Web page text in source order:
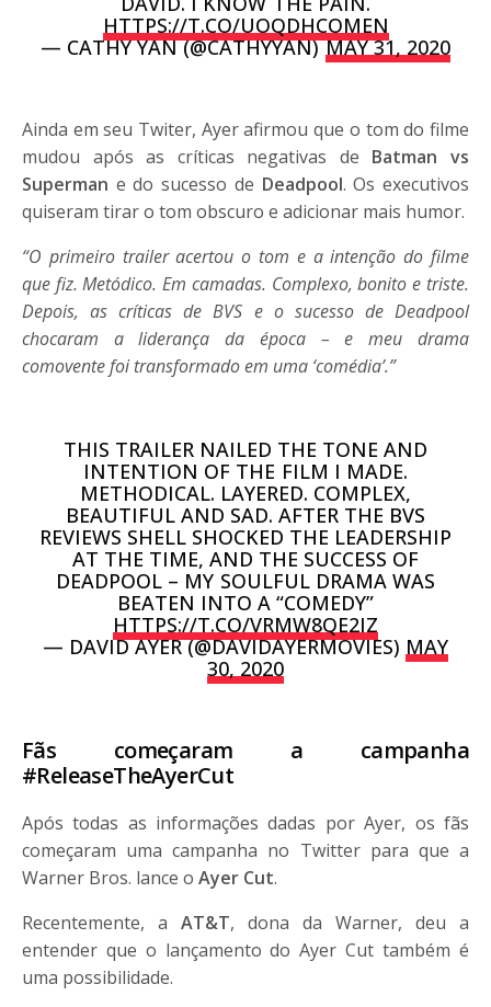
HTTPS://T.CO/UOQDHCOMEN
— CATHY YAN (@CATHYYAN)MAY 31, 2020
Ainda em seu Twiter, Ayer afirmou que o tom do filme
mudou após as críticas negativas de Batman vs
Superman e do sucesso de Deadpool. Os executivos
quiseram tirar o tom obscuro e adicionar mais humor.
“O primeiro trailer acertou o tom e a intenção do filme
que fiz. Metódico. Em camadas. Complexo, bonito e triste.
Depois, as críticas de BVS e o sucesso de Deadpool
chocaram a liderança da época – e meu drama
comovente foi transformado em uma ‘comédia’.”
THIS TRAILER NAILED THE TONE AND
INTENTION OF THE FILM I MADE.
METHODICAL. LAYERED. COMPLEX,
BEAUTIFUL AND SAD. AFTER THE BVS
REVIEWS SHELL SHOCKED THE LEADERSHIP
AT THE TIME, AND THE SUCCESS OF
DEADPOOL – MY SOULFUL DRAMA WAS
BEATEN INTO A “COMEDY”
HTTPS://T.CO/VRMW8QE2IZ
— DAVID AYER (@DAVIDAYERMOVIES) MAY
30, 2020
Fãs começaram a campanha
#ReleaseTheAyerCut
Após todas as informações dadas por Ayer, os fãs
começaram uma campanha no Twitter para que a
Warner Bros. lance oAyer Cut.
Recentemente, a AT&T, dona da Warner, deu a
entender que o lançamento do Ayer Cut também é
uma possibilidade.